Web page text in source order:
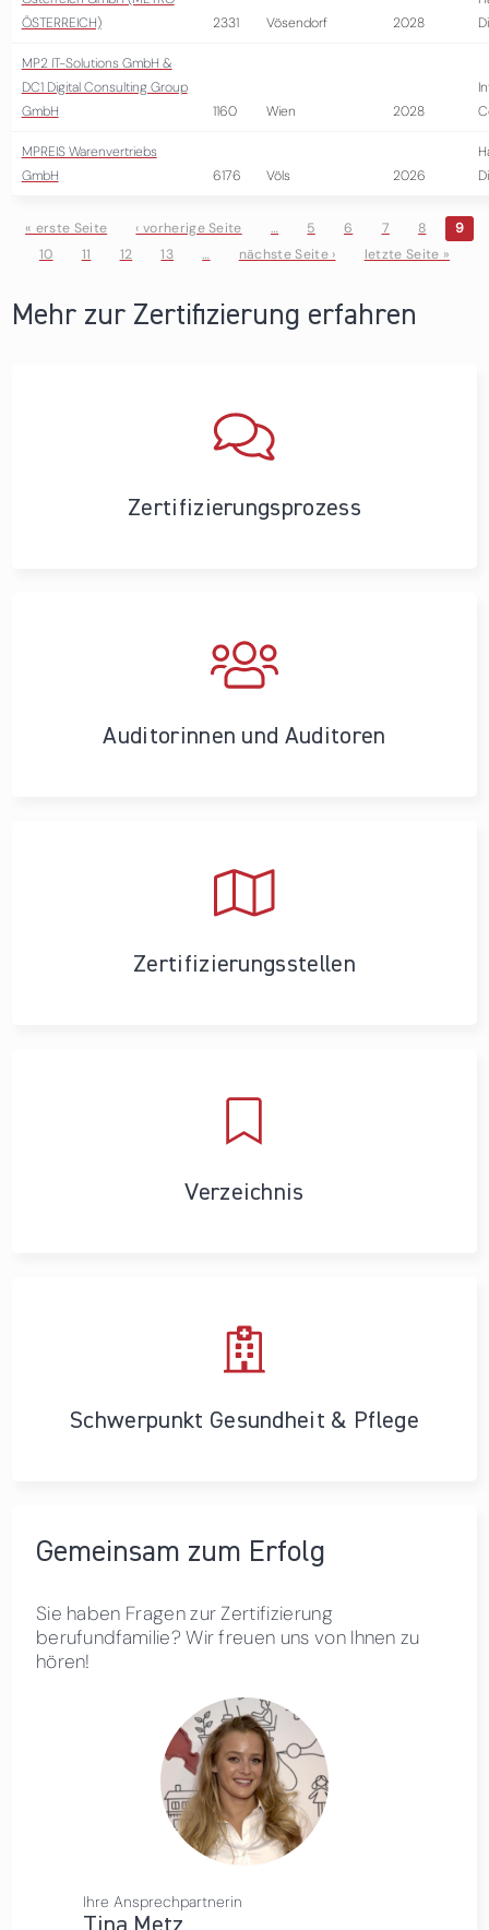
ÖSTERREICH)
2331 Vösendorf 2028
MP2 IT-Solutions GmbH &
DC1 Digital Consulting Group
GmbH
1160 Wien 2028
MPREIS Warenvertriebs
GmbH
6176 Völs 2026
Seiten
« erste Seite ‹ vorherige Seite … 5 6 7 8
9
10
11 12 13 … nächste Seite › letzte Seite »
Mehr zur Zertifizierung erfahren
Zertifizierungs­prozess
Auditorinnen und Auditoren
Zertifizierungs­stellen
Verzeichnis
Schwerpunkt Gesundheit & Pflege
Gemeinsam zum Erfolg
Sie haben Fragen zur Zertifizierung
berufundfamilie? Wir freuen uns von Ihnen zu
hören!
Ihre Ansprechpartnerin